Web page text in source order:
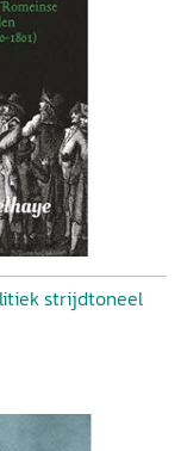
strijdtoneel